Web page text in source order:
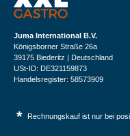
Juma International B.V.
Königsborner Straße 26a
39175 Biederitz | Deutschland
USt-ID: DE321159873
Handelsregister: 58573909
* Rechnungskauf ist nur bei